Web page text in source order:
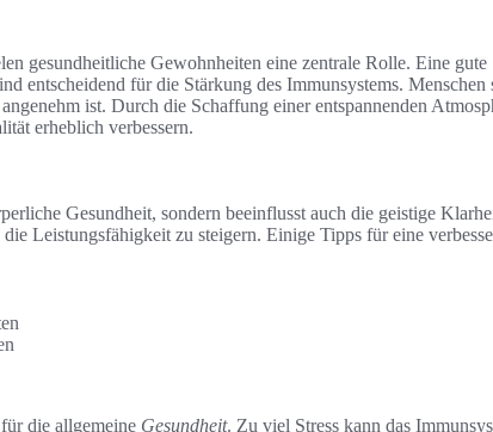
gesundheitliche Gewohnheiten eine zentrale Rolle. Eine gute
entscheidend für die Stärkung des Immunsystems. Menschen
ist. Durch die Schaffung einer entspannenden
erheblich verbessern.
Gesundheit, sondern beeinflusst auch die geistige
Leistungsfähigkeit zu steigern. Einige Tipps für eine
die allgemeine Gesundheit. Zu viel Stress kann das